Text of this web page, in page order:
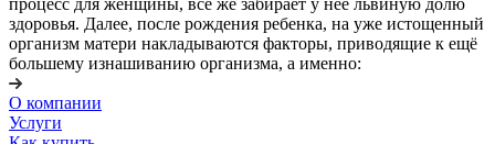
процесс для женщины, всё же забирает у неё львиную долю
здоровья. Далее, после рождения ребенка, на уже истощенный
организм матери накладываются факторы, приводящие к ещё
большему изнашиванию организма, а именно:
О компании
Услуги